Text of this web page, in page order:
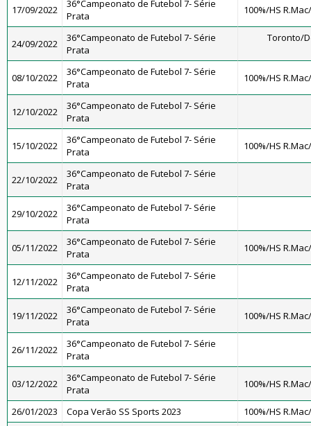
17/09/2022
36°Campeonato de Futebol 7- Série
Prata
100%/HS
24/09/2022
36°Campeonato de Futebol 7- Série
Prata
Toronto/
08/10/2022
36°Campeonato de Futebol 7- Série
Prata
100%/HS
12/10/2022
36°Campeonato de Futebol 7- Série
Prata
15/10/2022
36°Campeonato de Futebol 7- Série
Prata
100%/HS
22/10/2022
36°Campeonato de Futebol 7- Série
Prata
29/10/2022
36°Campeonato de Futebol 7- Série
Prata
05/11/2022
36°Campeonato de Futebol 7- Série
Prata
100%/HS
12/11/2022
36°Campeonato de Futebol 7- Série
Prata
19/11/2022
36°Campeonato de Futebol 7- Série
Prata
100%/HS
26/11/2022
36°Campeonato de Futebol 7- Série
Prata
03/12/2022
36°Campeonato de Futebol 7- Série
Prata
100%/HS
26/01/2023 Copa Verão SS Sports 2023
100%/HS